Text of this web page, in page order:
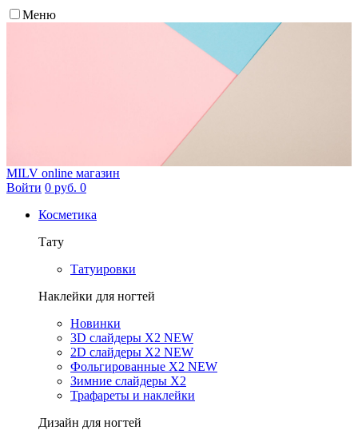
Меню
MILV online магазин
Войти 0 руб. 0
Косметика
Тату
Татуировки
Наклейки для ногтей
Новинки
3D слайдеры X2 NEW
2D слайдеры X2 NEW
Фольгированные X2 NEW
Зимние слайдеры Х2
Трафареты и наклейки
Дизайн для ногтей